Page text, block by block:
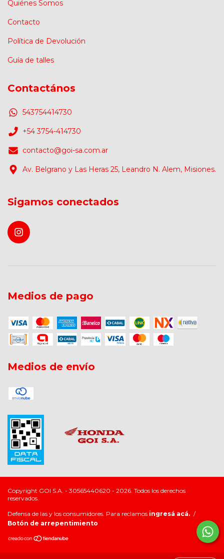
Quiénes Somos
Contacto
Política de Devolución
Guía de talles
Contactános
543754414730
+54 3754-414730
contacto@goi-sa.com.ar
Av. Belgrano y Las Heras 25, Leandro N. Alem, Misiones.
Sigamos conectados
Medios de pago
Medios de envío
Copyright GOI S.A. - 30565440620 - 2026. Todos los derechos
reservados.
Defensa de las y los consumidores. Para reclamos ingresá acá. /
Botón de arrepentimiento